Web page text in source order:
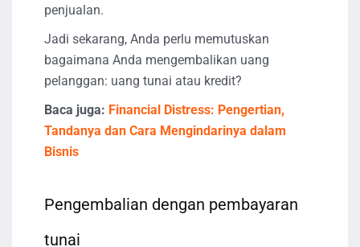
penjualan.
Jadi sekarang, Anda perlu memutuskan
bagaimana Anda mengembalikan uang
pelanggan: uang tunai atau kredit?
Baca juga: Financial Distress: Pengertian,
Tandanya dan Cara Mengindarinya dalam
Bisnis
Pengembalian dengan pembayaran
tunai